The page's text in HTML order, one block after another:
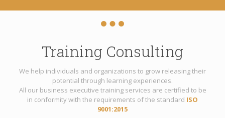
Training Consulting
We help individuals and organizations to grow releasing their
potential through learning experiences.
All our business executive training services are certified to be
in conformity with the requirements of the standard ISO
9001:2015